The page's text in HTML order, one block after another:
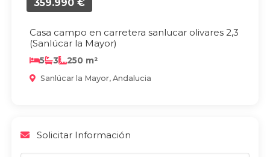
359.990 €
Casa campo en carretera sanlucar olivares 2,3
(Sanlúcar la Mayor)
5 3 250 m²
Sanlúcar la Mayor, Andalucia
Solicitar Información